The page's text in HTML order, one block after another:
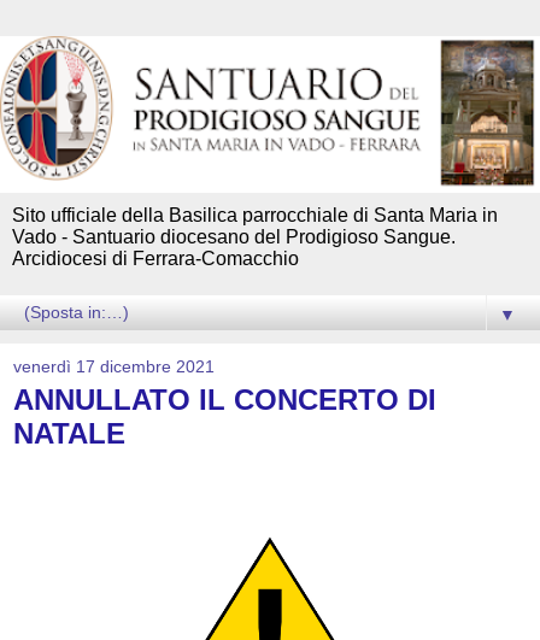
Sito ufficiale della Basilica parrocchiale di Santa Maria in
Vado - Santuario diocesano del Prodigioso Sangue.
Arcidiocesi di Ferrara-Comacchio
▼
venerdì 17 dicembre 2021
ANNULLATO IL CONCERTO DI
NATALE